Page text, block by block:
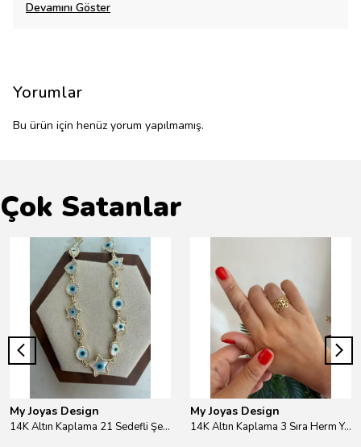
Devamını Göster
Yorumlar
Bu ürün için henüz yorum yapılmamış.
Çok Satanlar
My Joyas Design
14K Altın Kaplama 21 Sedefli Şekiller Kolye 46cm
My Joyas Design
14K Altın Kaplama 3 Sıra Herm Yüzük Gold